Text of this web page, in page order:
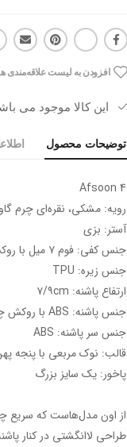
افزودن به لیست علاقه‌مندی
این کالا موجود می
توضیحات محصول
Afsoon 4
رویه: مشکی، نقره‌ای چرم
آستر: بزی
جنس کفی: فوم ۷ میل با روکش کفی چرم گاوی و بزی
جنس زیره: TPU
ارتفاع پاشنه: ۷/۹cm
جنس پاشنه: ABS با روکش چرم
جنس سر پاشنه: ABS
قالب: نوک مربعی با پنجه
پاخور: یک سایز بزرگ
از اون مدل‌هاست که سریع
طراحی لاانگشتی در کنار